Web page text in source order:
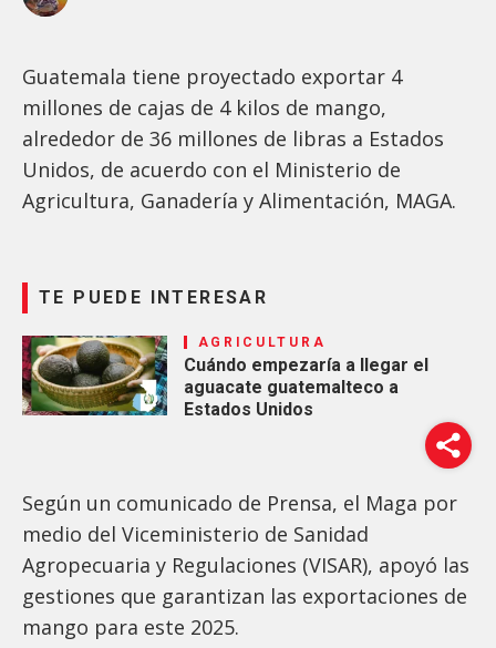
Guatemala tiene proyectado exportar 4
millones de cajas de 4 kilos de mango,
alrededor de 36 millones de libras a Estados
Unidos, de acuerdo con el Ministerio de
Agricultura, Ganadería y Alimentación, MAGA.
TE PUEDE INTERESAR
AGRICULTURA
Cuándo empezaría a llegar el
aguacate guatemalteco a
Estados Unidos
Según un comunicado de Prensa, el Maga por
medio del Viceministerio de Sanidad
Agropecuaria y Regulaciones (VISAR), apoyó las
gestiones que garantizan las exportaciones de
mango para este 2025.